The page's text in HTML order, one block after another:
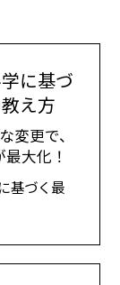
に基づ
え方
変更で、
大化！
基づく最